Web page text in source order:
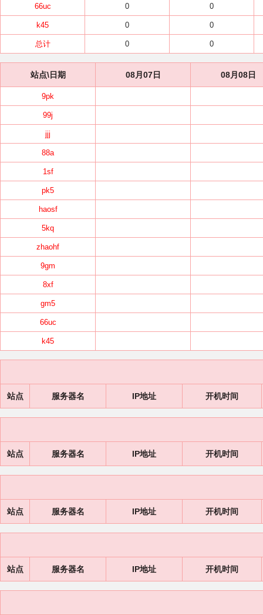
66uc 0 0
k45 0 0
总计 0 0
站点\日期 08月07日 08月08日
9pk
99j
jjj
88a
1sf
pk5
haosf
5kq
zhaohf
9gm
8xf
gm5
66uc
k45
站点 服务器名 IP地址 开机时间
站点 服务器名 IP地址 开机时间
站点 服务器名 IP地址 开机时间
站点 服务器名 IP地址 开机时间